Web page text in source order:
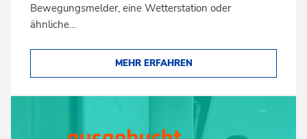
Bewegungsmelder, eine Wetterstation oder
ähnliche…
MEHR ERFAHREN